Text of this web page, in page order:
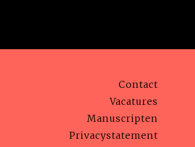
Contact
Vacatures
Manuscripten
Privacystatement